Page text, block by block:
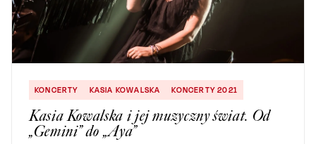
KONCERTY KASIA KOWALSKA KONCERTY 2021
Kasia Kowalska i jej muzyczny świat. Od
„Gemini” do „Aya”